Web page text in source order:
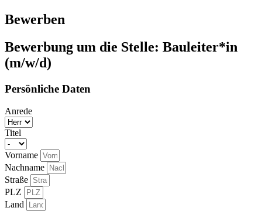
Bewerben
Bewerbung um die Stelle: Bauleiter*in
(m/w/d)
Persönliche Daten
Anrede
Titel
Vorname
Nachname
Straße
PLZ
Land